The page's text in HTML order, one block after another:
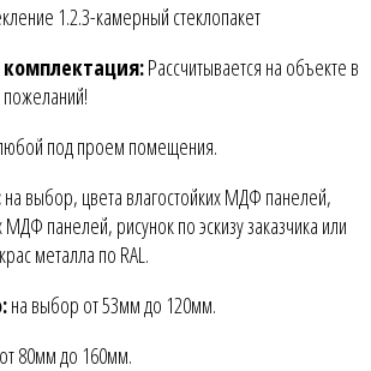
1.2.3-камерный стеклопакет
Рассчитывается на объекте в
пожеланий!
под проем помещения.
на выбор, цвета влагостойких МДФ панелей,
МДФ панелей, рисунок по эскизу заказчика или
металла по RAL.
на выбор от 53мм до 120мм.
80мм до 160мм.